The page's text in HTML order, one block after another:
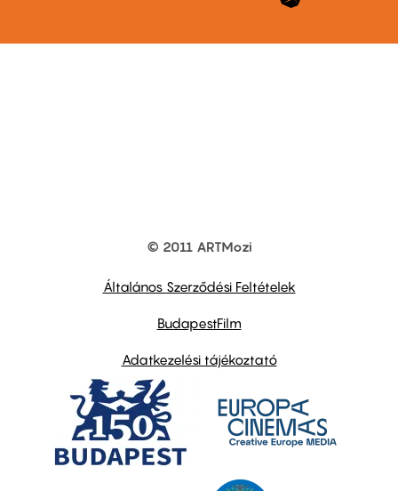
© 2011 ARTMozi
Általános Szerződési Feltételek
BudapestFilm
Adatkezelési tájékoztató